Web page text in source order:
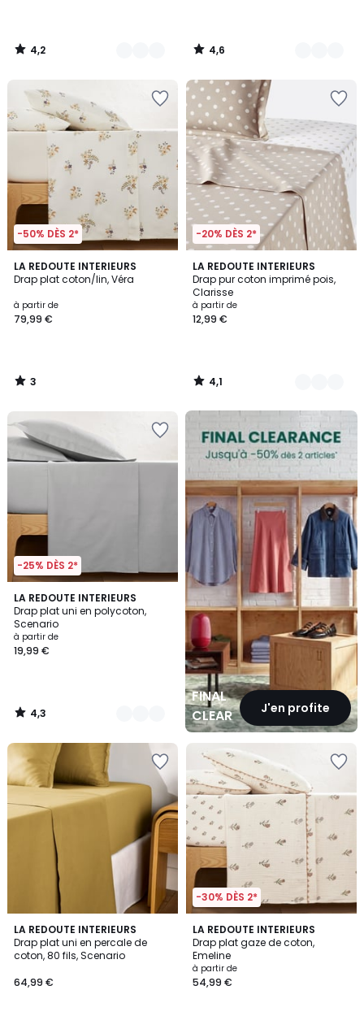
19,99
€. 4,2
/
4,6
/
-50% DÈS 2*
LA REDOUTE INTERIEURS
Drap plat coton/lin, Véra
à partir de
79,99 €
3
/
3
/
-20% DÈS 2*
LA REDOUTE INTERIEURS
Drap pur coton imprimé pois,
Clarisse
à partir de
12,99 €
4,1
/ 5
5
Couleurs
4,1
/
-25% DÈS 2*
LA REDOUTE INTERIEURS
Drap plat uni en polycoton,
Scenario
à partir de
19,99 €
4,3
/ 5
16
Couleurs
4,3
/
FINAL
CLEARANCEJ'en profite
FINAL
CLEARANCE
LA REDOUTE INTERIEURS
Drap plat uni en percale de
coton, 80 fils, Scenario
64,99 €
4,3
/ 5
-30% DÈS 2*
LA REDOUTE INTERIEURS
Drap plat gaze de coton,
Emeline
à partir de
54,99 €
4,5
/ 5